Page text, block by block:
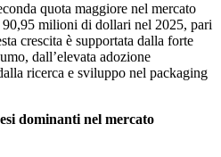
quota maggiore nel mercato
milioni di dollari nel 2025, pari
crescita è supportata dalla forte
dall’elevata adozione
ricerca e sviluppo nel packaging
dominanti nel mercato